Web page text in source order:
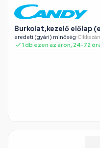
Burkolat,kezelő előlap
eredeti (gyári) minőség•
1 db ezen az áron, 24-72